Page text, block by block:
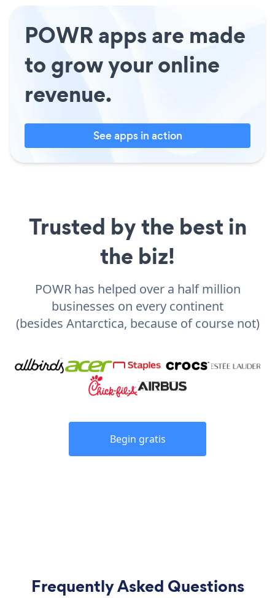
POWR apps are made
to grow your online
revenue.
See apps in action
Trusted by the best in
the biz!
POWR has helped over a half million
businesses on every continent
(besides Antarctica, because of course not)
Begin gratis
Frequently Asked Questions